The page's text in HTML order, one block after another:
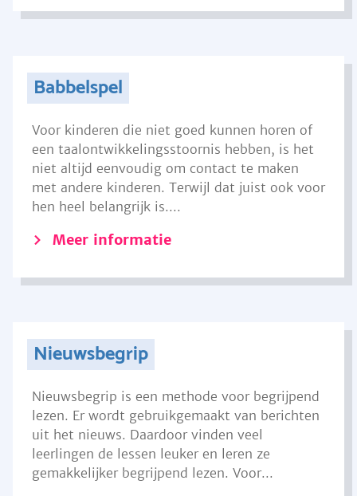
Babbelspel
Voor kinderen die niet goed kunnen horen of
een taalontwikkelingsstoornis hebben, is het
niet altijd eenvoudig om contact te maken
met andere kinderen. Terwijl dat juist ook voor
hen heel belangrijk is....
Meer informatie
Nieuwsbegrip
Nieuwsbegrip is een methode voor begrijpend
lezen. Er wordt gebruikgemaakt van berichten
uit het nieuws. Daardoor vinden veel
leerlingen de lessen leuker en leren ze
gemakkelijker begrijpend lezen. Voor...